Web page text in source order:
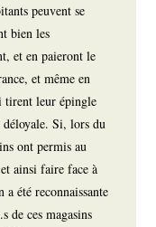
peuvent se
bien les
et en paieront le
et même en
tirent leur épingle
déloyale. Si, lors du
ont permis au
ainsi faire face à
été reconnaissante
de ces magasins